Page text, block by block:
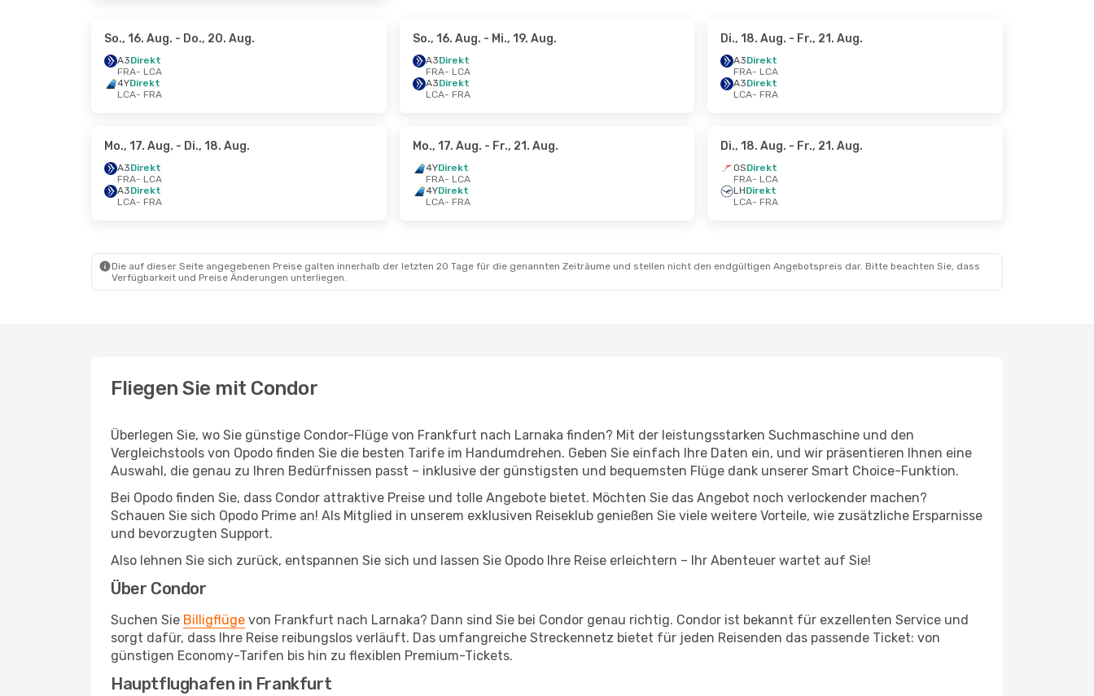
So., 16. Aug. - Do., 20. Aug.
A3Direkt
FRA- LCA
4YDirekt
LCA- FRA
So., 16. Aug. - Mi., 19. Aug.
A3Direkt
FRA- LCA
A3Direkt
LCA- FRA
Di., 18. Aug. - Fr., 21. Aug.
A3Direkt
FRA- LCA
A3Direkt
LCA- FRA
Mo., 17. Aug. - Di., 18. Aug.
A3Direkt
FRA- LCA
A3Direkt
LCA- FRA
Mo., 17. Aug. - Fr., 21. Aug.
4YDirekt
FRA- LCA
4YDirekt
LCA- FRA
Di., 18. Aug. - Fr., 21. Aug.
OSDirekt
FRA- LCA
LHDirekt
LCA- FRA
Die auf dieser Seite angegebenen Preise galten innerhalb der letzten 20 Tage für die genannten Zeiträume und stellen nicht den endgültigen Angebotspreis dar. Bitte beachten Sie, dass
Verfügbarkeit und Preise Änderungen unterliegen.
Fliegen Sie mit Condor
Überlegen Sie, wo Sie günstige Condor-Flüge von Frankfurt nach Larnaka finden? Mit der leistungsstarken Suchmaschine und den
Vergleichstools von Opodo finden Sie die besten Tarife im Handumdrehen. Geben Sie einfach Ihre Daten ein, und wir präsentieren Ihnen eine
Auswahl, die genau zu Ihren Bedürfnissen passt – inklusive der günstigsten und bequemsten Flüge dank unserer Smart Choice-Funktion.
Bei Opodo finden Sie, dass Condor attraktive Preise und tolle Angebote bietet. Möchten Sie das Angebot noch verlockender machen?
Schauen Sie sich Opodo Prime an! Als Mitglied in unserem exklusiven Reiseklub genießen Sie viele weitere Vorteile, wie zusätzliche Ersparnisse
und bevorzugten Support.
Also lehnen Sie sich zurück, entspannen Sie sich und lassen Sie Opodo Ihre Reise erleichtern – Ihr Abenteuer wartet auf Sie!
Über Condor
Suchen Sie Billigflüge von Frankfurt nach Larnaka? Dann sind Sie bei Condor genau richtig. Condor ist bekannt für exzellenten Service und
sorgt dafür, dass Ihre Reise reibungslos verläuft. Das umfangreiche Streckennetz bietet für jeden Reisenden das passende Ticket: von
günstigen Economy-Tarifen bis hin zu flexiblen Premium-Tickets.
Hauptflughafen in Frankfurt